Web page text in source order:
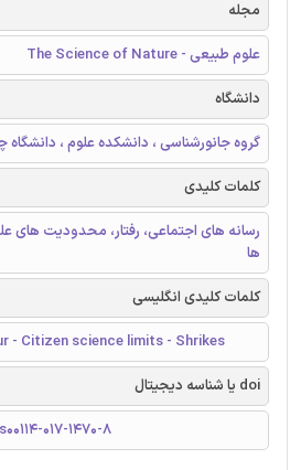
مجله
علوم طبیعی - The Science of Nature
دانشگاه
گروه جانورشناسی ، دانشکده علوم ،
کلمات کلیدی
رسانه های اجتماعی، رفتار، محدودیت
ها
کلمات کلیدی انگلیسی
- Citizen science limits - Shrikes
doi یا شناسه دیجیتال
017-1470-8